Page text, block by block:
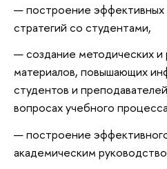
построение
стратегий со студентами,
создание методических
материалов, повышающих
студентов и
вопросах учебного
построение
академическим